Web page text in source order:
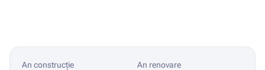
An construcție An renovare